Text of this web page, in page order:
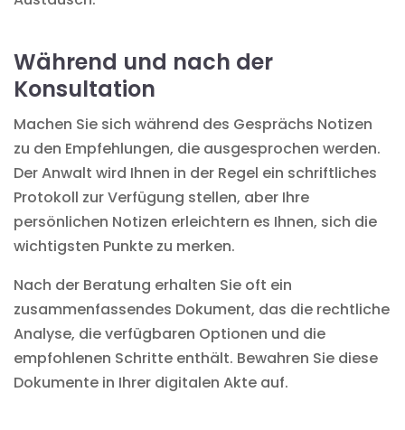
Während und nach der
Konsultation
Machen Sie sich während des Gesprächs Notizen
zu den Empfehlungen, die ausgesprochen werden.
Der Anwalt wird Ihnen in der Regel ein schriftliches
Protokoll zur Verfügung stellen, aber Ihre
persönlichen Notizen erleichtern es Ihnen, sich die
wichtigsten Punkte zu merken.
Nach der Beratung erhalten Sie oft ein
zusammenfassendes Dokument, das die rechtliche
Analyse, die verfügbaren Optionen und die
empfohlenen Schritte enthält. Bewahren Sie diese
Dokumente in Ihrer digitalen Akte auf.